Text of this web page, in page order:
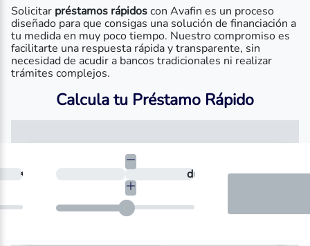
Solicitar préstamos rápidoscon Avafin es un proceso
diseñado para que consigas una solución de financiación a
tu medida en muy poco tiempo. Nuestro compromiso es
facilitarte una respuesta rápida y transparente, sin
necesidad de acudir a bancos tradicionales ni realizar
trámites complejos.
Calcula tu Préstamo Rápido
€ ¿En cuántos días quieres devolverlo?
días